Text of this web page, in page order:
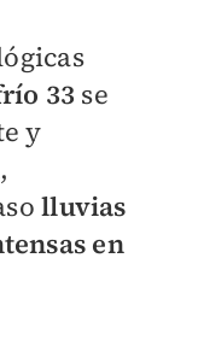
33 se
y
lluvias
en